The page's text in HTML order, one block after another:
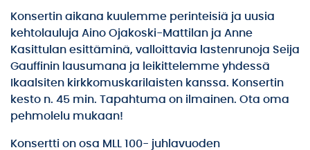
Konsertin aikana kuulemme perinteisiä ja uusia
kehtolauluja Aino Ojakoski-Mattilan ja Anne
Kasittulan esittäminä, valloittavia lastenrunoja Seija
Gauffinin lausumana ja leikittelemme yhdessä
Ikaalsiten kirkkomuskarilaisten kanssa. Konsertin
kesto n. 45 min. Tapahtuma on ilmainen. Ota oma
pehmolelu mukaan!
Konsertti on osa MLL 100- juhlavuoden